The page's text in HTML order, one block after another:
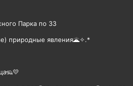
Парка по ЗЗ
природные явления🌋✧.*